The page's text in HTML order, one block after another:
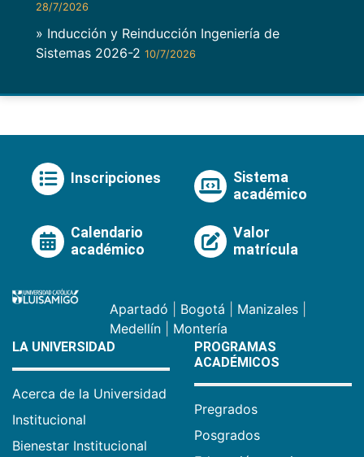
28/7/2026
» Inducción y Reinducción Ingeniería de
Sistemas 2026-2 10/7/2026
Inscripciones
Sistema
académico
Calendario
académico
Valor
matrícula
Apartadó Bogotá Manizales
Medellín
Montería
LA UNIVERSIDAD
Acerca de la Universidad
Institucional
Bienestar Institucional
PROGRAMAS
ACADÉMICOS
Pregrados
Posgrados